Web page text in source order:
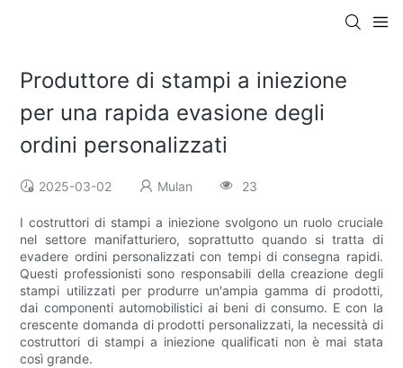
Produttore di stampi a iniezione
per una rapida evasione degli
ordini personalizzati
2025-03-02 Mulan 23
I costruttori di stampi a iniezione svolgono un ruolo cruciale
nel settore manifatturiero, soprattutto quando si tratta di
evadere ordini personalizzati con tempi di consegna rapidi.
Questi professionisti sono responsabili della creazione degli
stampi utilizzati per produrre un'ampia gamma di prodotti,
dai componenti automobilistici ai beni di consumo. E con la
crescente domanda di prodotti personalizzati, la necessità di
costruttori di stampi a iniezione qualificati non è mai stata
così grande.